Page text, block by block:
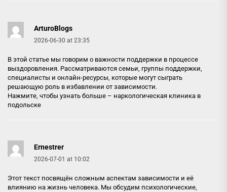
ArturoBlogs
2026-06-30 at 23:35
В этой статье мы говорим о важности поддержки в процессе
выздоровления. Рассматриваются семьи, группы поддержки,
специалисты и онлайн-ресурсы, которые могут сыграть
решающую роль в избавлении от зависимости.
Нажмите, чтобы узнать больше – наркологическая клиника в
подольске
Ernestrer
2026-07-01 at 10:02
Этот текст посвящён сложным аспектам зависимости и её
влиянию на жизнь человека. Мы обсудим психологические,